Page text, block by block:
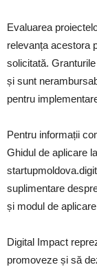
Evaluarea
relevanța acestora
solicitată.
și sunt
pentru
Pentru informații
Ghidul de aplicare
suplimentare
și modul de
Digital Impact
promoveze și să